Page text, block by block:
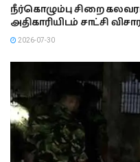
நீர்கொழும்பு சிறை
அதிகாரியிடம் சாட்சி
2026-07-30